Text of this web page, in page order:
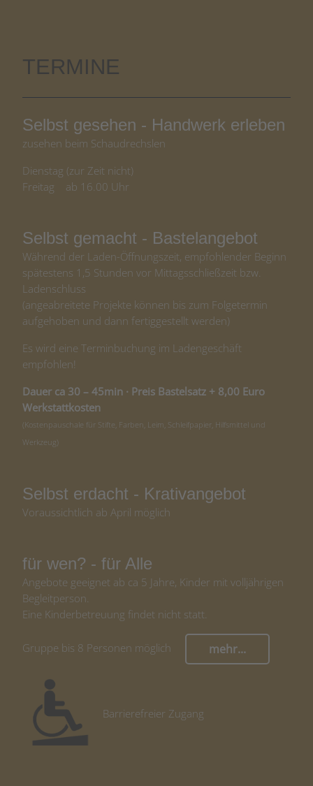
TERMINE
Selbst gesehen - Handwerk erleben
zusehen beim Schaudrechslen
Dienstag (zur Zeit nicht)
Freitag ab 16.00 Uhr
Selbst gemacht - Bastelangebot
Während der Laden-Öffnungszeit, empfohlender Beginn
spätestens 1,5 Stunden vor Mittagsschließzeit bzw.
Ladenschluss
(angeabreitete Projekte können bis zum Folgetermin
aufgehoben und dann fertiggestellt werden)
Es wird eine Terminbuchung im Ladengeschäft
empfohlen!
Dauer ca 30 – 45min · Preis Bastelsatz + 8,00 Euro
Werkstattkosten
(Kostenpauschale für Stifte, Farben, Leim, Schleifpapier, Hilfsmittel und
Werkzeug)
Selbst erdacht - Krativangebot
Voraussichtlich ab April möglich
für wen? - für Alle
Angebote geeignet ab ca 5 Jahre, Kinder mit volljährigen
Begleitperson.
Eine Kinderbetreuung findet nicht statt.
Gruppe bis 8 Personen möglich mehr...
Barrierefreier Zugang